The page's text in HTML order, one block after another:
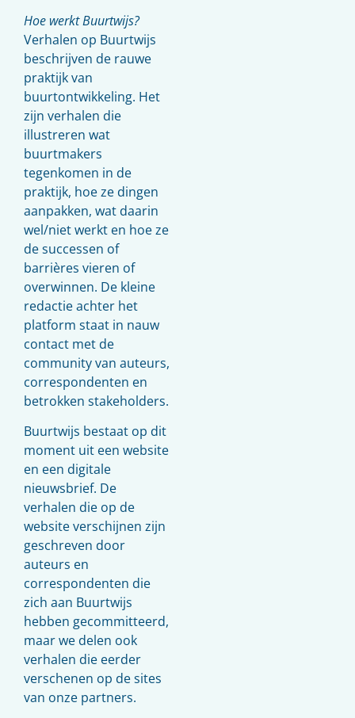
Hoe werkt Buurtwijs?
Verhalen op Buurtwijs
beschrijven de rauwe
praktijk van
buurtontwikkeling. Het
zijn verhalen die
illustreren wat
buurtmakers
tegenkomen in de
praktijk, hoe ze dingen
aanpakken, wat daarin
wel/niet werkt en hoe ze
de successen of
barrières vieren of
overwinnen. De kleine
redactie achter het
platform staat in nauw
contact met de
community van auteurs,
correspondenten en
betrokken stakeholders.
Buurtwijs bestaat op dit
moment uit een website
en een digitale
nieuwsbrief. De
verhalen die op de
website verschijnen zijn
geschreven door
auteurs en
correspondenten die
zich aan Buurtwijs
hebben gecommitteerd,
maar we delen ook
verhalen die eerder
verschenen op de sites
van onze partners.